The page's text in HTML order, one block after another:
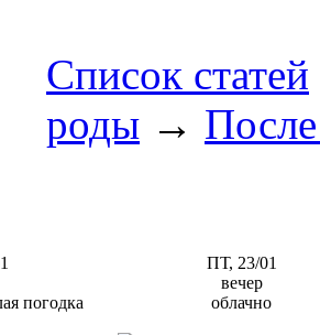
Список статей
роды →
погодка
ПТ, 23/01
вечер
облачно